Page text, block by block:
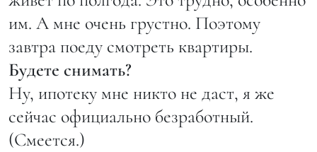
им. А мне очень грустно. Поэтому
завтра поеду смотреть квартиры.
Будете снимать?
Ну, ипотеку мне никто не даст, я же
сейчас официально безработный.
(Смеется.)